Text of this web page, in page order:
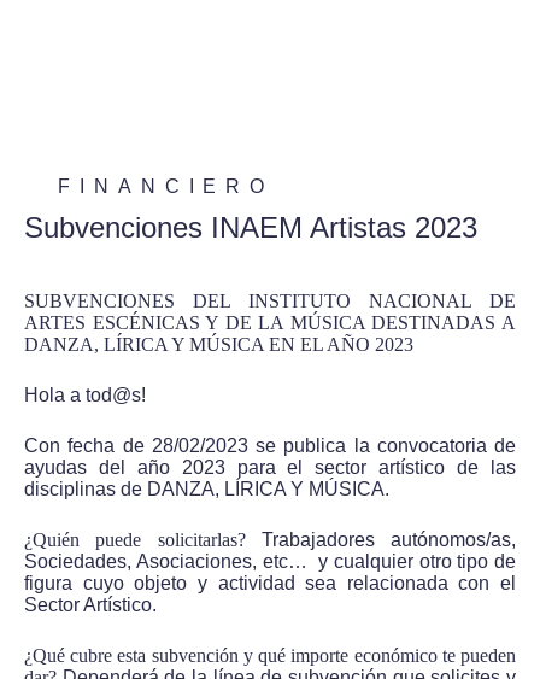
FINANCIERO
Subvenciones INAEM Artistas 2023
SUBVENCIONES DEL INSTITUTO NACIONAL DE
ARTES ESCÉNICAS Y DE LA MÚSICA DESTINADAS A
DANZA, LÍRICA Y MÚSICA EN EL AÑO 2023
Hola a tod@s!
Con fecha de 28/02/2023 se publica la convocatoria de
ayudas del año 2023 para el sector artístico de las
disciplinas de DANZA, LÍRICA Y MÚSICA.
¿Quién puede solicitarlas?Trabajadores autónomos/as,
Sociedades, Asociaciones, etc… y cualquier otro tipo de
figura cuyo objeto y actividad sea relacionada con el
Sector Artístico.
¿Qué cubre esta subvención y qué importe económico te pueden